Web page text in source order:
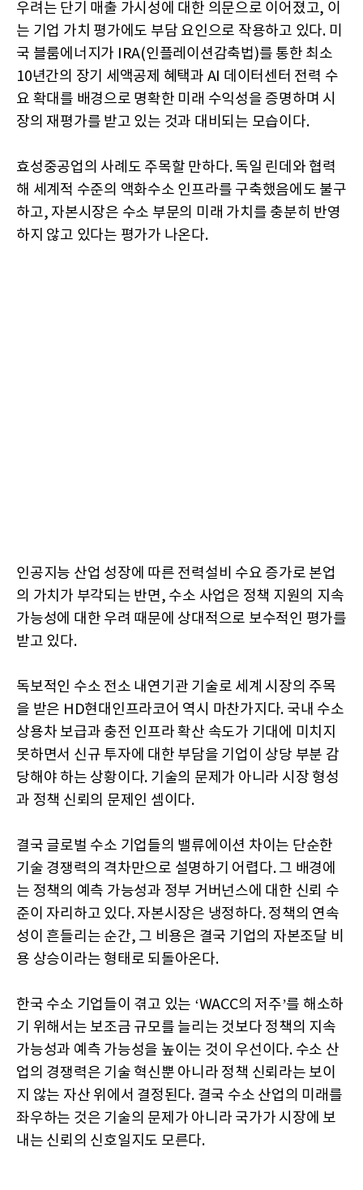
우려는 단기 매출 가시성에 대한 의문으로 이어졌고, 이
는 기업 가치 평가에도 부담 요인으로 작용하고 있다. 미
국 블룸에너지가 IRA(인플레이션감축법)를 통한 최소
10년간의 장기 세액공제 혜택과 AI 데이터센터 전력 수
요 확대를 배경으로 명확한 미래 수익성을 증명하며 시
장의 재평가를 받고 있는 것과 대비되는 모습이다.
효성중공업의 사례도 주목할 만하다. 독일 린데와 협력
해 세계적 수준의 액화수소 인프라를 구축했음에도 불구
하고, 자본시장은 수소 부문의 미래 가치를 충분히 반영
하지 않고 있다는 평가가 나온다.
인공지능 산업 성장에 따른 전력설비 수요 증가로 본업
의 가치가 부각되는 반면, 수소 사업은 정책 지원의 지속
가능성에 대한 우려 때문에 상대적으로 보수적인 평가를
받고 있다.
독보적인 수소 전소 내연기관 기술로 세계 시장의 주목
을 받은 HD현대인프라코어 역시 마찬가지다. 국내 수소
상용차 보급과 충전 인프라 확산 속도가 기대에 미치지
못하면서 신규 투자에 대한 부담을 기업이 상당 부분 감
당해야 하는 상황이다. 기술의 문제가 아니라 시장 형성
과 정책 신뢰의 문제인 셈이다.
결국 글로벌 수소 기업들의 밸류에이션 차이는 단순한
기술 경쟁력의 격차만으로 설명하기 어렵다. 그 배경에
는 정책의 예측 가능성과 정부 거버넌스에 대한 신뢰 수
준이 자리하고 있다. 자본시장은 냉정하다. 정책의 연속
성이 흔들리는 순간, 그 비용은 결국 기업의 자본조달 비
용 상승이라는 형태로 되돌아온다.
한국 수소 기업들이 겪고 있는 ‘WACC의 저주’를 해소하
기 위해서는 보조금 규모를 늘리는 것보다 정책의 지속
가능성과 예측 가능성을 높이는 것이 우선이다. 수소 산
업의 경쟁력은 기술 혁신뿐 아니라 정책 신뢰라는 보이
지 않는 자산 위에서 결정된다. 결국 수소 산업의 미래를
좌우하는 것은 기술의 문제가 아니라 국가가 시장에 보
내는 신뢰의 신호일지도 모른다.